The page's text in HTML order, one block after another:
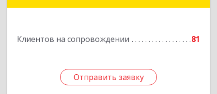
Клиентов на сопровождении 81
Отправить заявку
Отправить заявку